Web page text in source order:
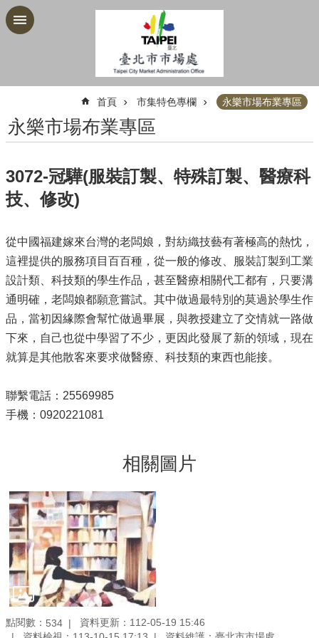
跳到主要內容區塊
首頁 市集特色專欄 永樂市場布業專區
永樂市場布業專區
3072-冠驊(服裝訂製、特殊訂製、醫療科
技、修改)
從中國福建嫁來台灣的老闆娘，對紡織技藝有著極高的熱忱，
這裡提供的服務項目百百種，從一般的修改、服裝訂製到工業
設計類、科技類的學生作品，甚至醫療相關代工都有，只要溝
通明確，老闆娘都願意嘗試。其中做過最特別的莫過於學生作
品，當初因緣際會幫忙做過畢展，與教授建立了交情就一路做
下來，自己也從中學習了不少，更因此發展了新的領域，現在
就算是其他散客來要求做醫療、科技類的東西也能接。
聯繫電話：25569985
手機：0920221081
相關圖片
點閱數： 534
資料更新：112-05-19 15:46